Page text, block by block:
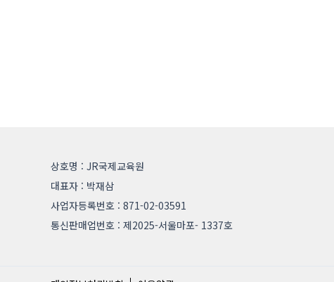
상호명 : JR국제교육원
대표자 : 박재삼
사업자등록번호 : 871-02-03591
통신판매업번호 : 제2025-서울마포- 1337호